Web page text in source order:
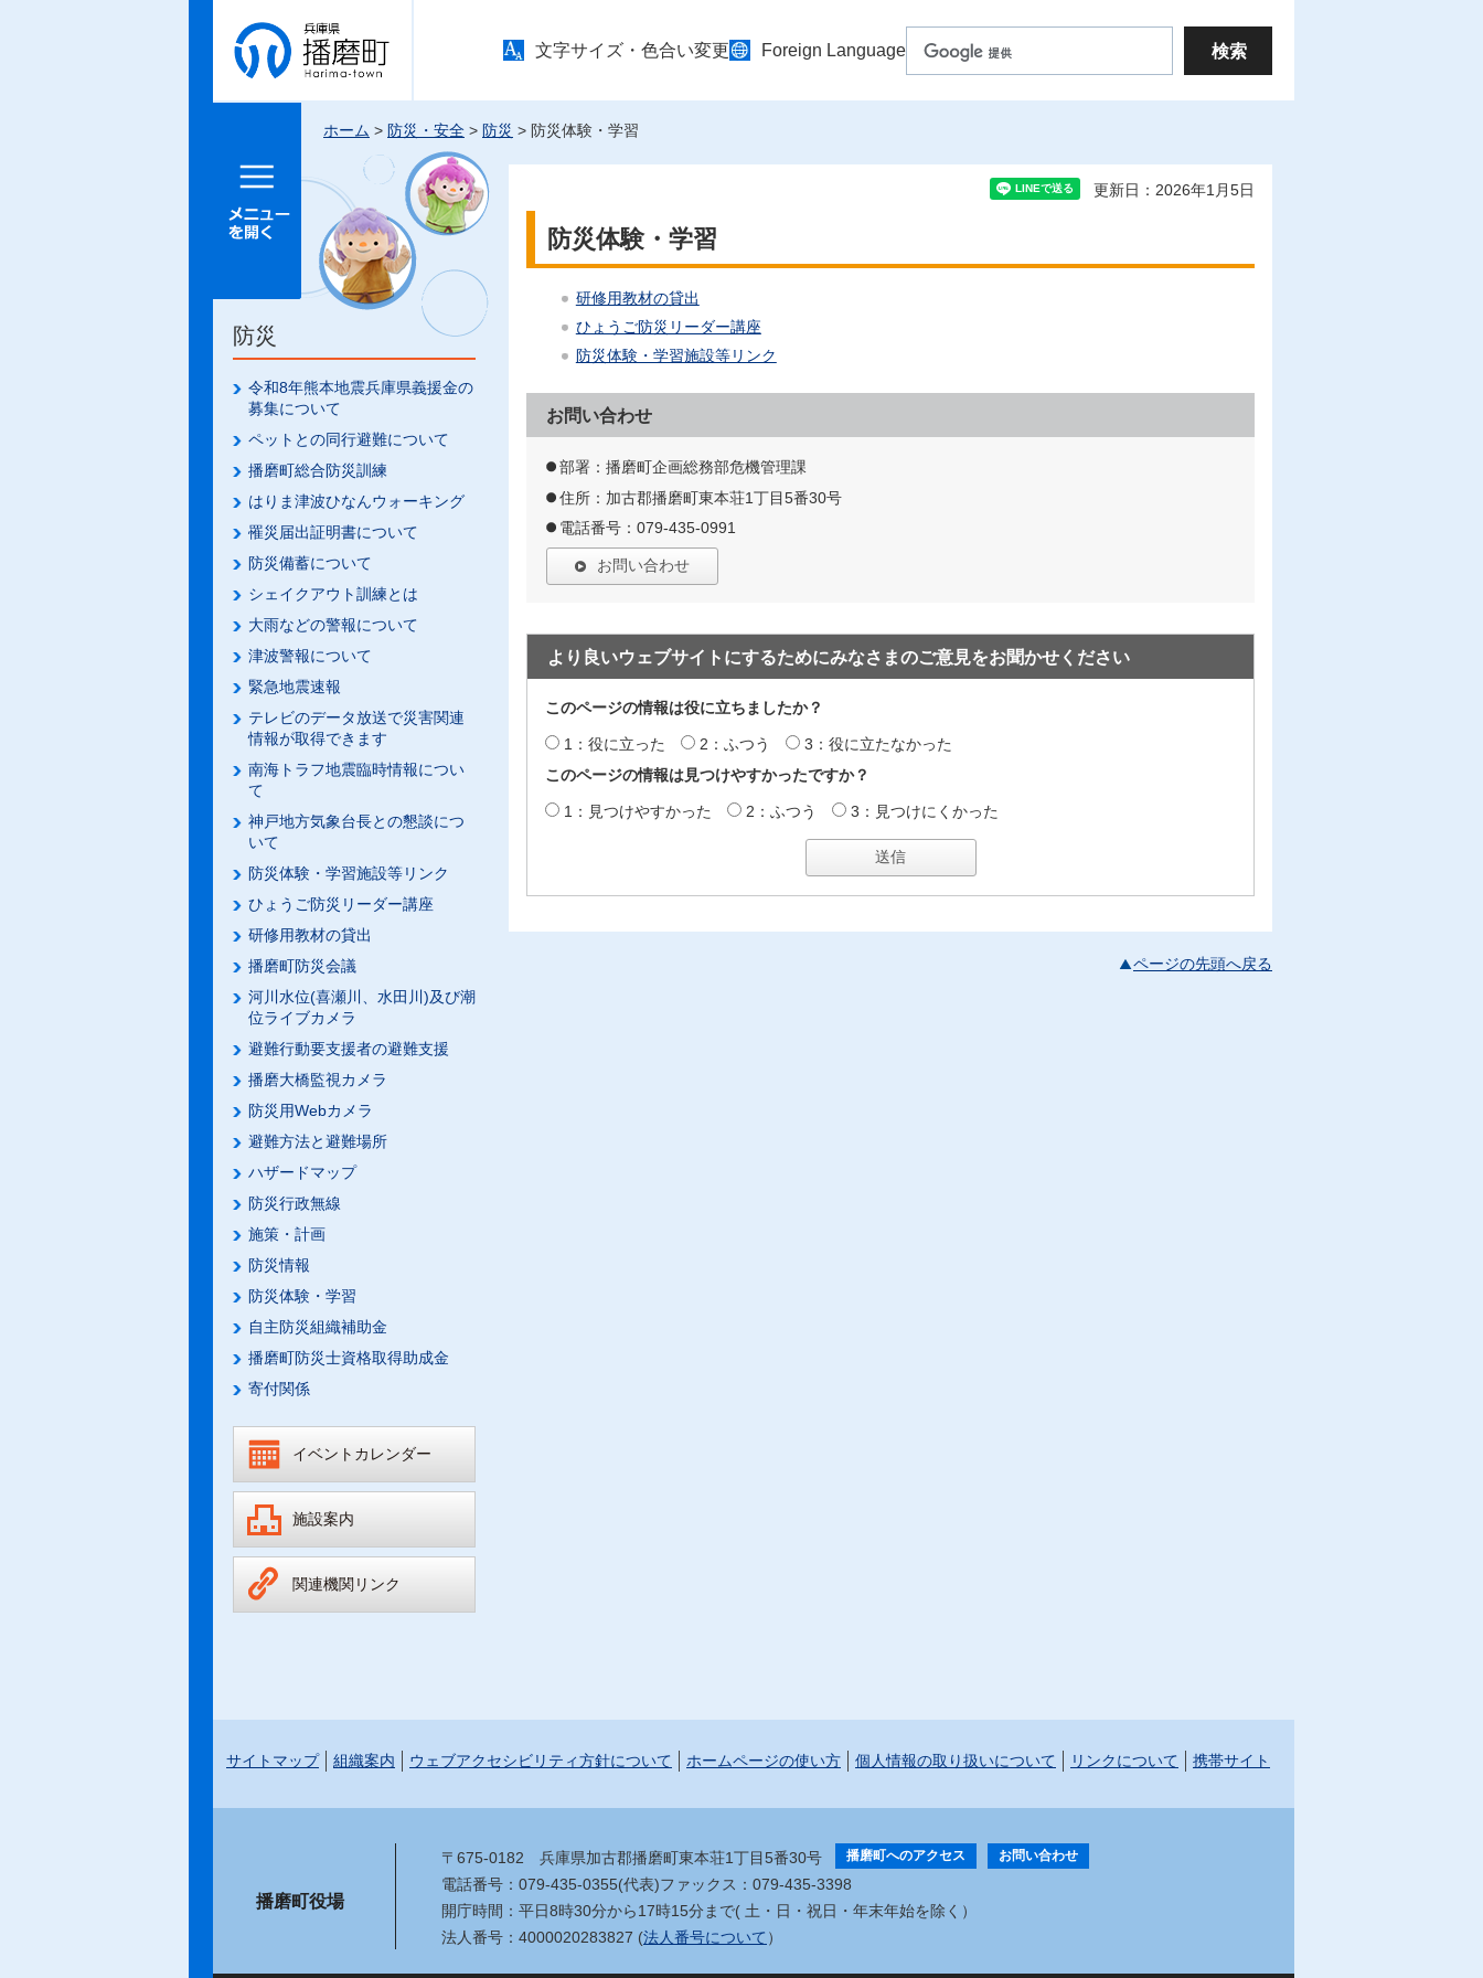
兵庫県 播
磨町
文字サイズ・色合い変更 Foreign Language
メニュー
ホーム > 防災・安全 > 防災 > 防災体験・学習
防災
令和8年熊本地震兵庫県義援金の
募集について
ペットとの同行避難について
播磨町総合防災訓練
はりま津波ひなんウォーキング
罹災届出証明書について
防災備蓄について
シェイクアウト訓練とは
大雨などの警報について
津波警報について
緊急地震速報
テレビのデータ放送で災害関連
情報が取得できます
南海トラフ地震臨時情報につい
て
神戸地方気象台長との懇談につ
いて
防災体験・学習施設等リンク
ひょうご防災リーダー講座
研修用教材の貸出
播磨町防災会議
河川水位(喜瀬川、水田川)及び潮
位ライブカメラ
避難行動要支援者の避難支援
播磨大橋監視カメラ
防災用Webカメラ
避難方法と避難場所
ハザードマップ
防災行政無線
施策・計画
防災情報
防災体験・学習
自主防災組織補助金
播磨町防災士資格取得助成金
寄付関係
イベントカレンダー
施設案内
関連機関リンク
更新日：2026年1月5日
防災体験・学習
研修用教材の貸出
ひょうご防災リーダー講座
防災体験・学習施設等リンク
お問い合わせ
部署：播磨町企画総務部危機管理課
住所：加古郡播磨町東本荘1丁目5番30号
電話番号：079-435-0991
お問い合わせ
より良いウェブサイトにするためにみなさまのご意見をお聞かせください
このページの情報は役に立ちましたか？
1：役に立った 2：ふつう
3：役に立たなかった
このページの情報は見つけやすかったですか？
1：見つけやすかった 2：ふつう 3：見つけにくかった
ページの先頭へ戻る
サイトマップ 組織案内 ウェブアクセシビリティ方針について ホームページの使い方 個人情報の取り扱いについて リンクについて 携帯サイト
播磨町役場
〒675-0182 兵庫県加古郡播磨町東本荘1丁目5番30号 播磨町へのアクセス お問い合わせ
電話番号：079-435-0355(代表)ファックス：079-435-3398
開庁時間：平日8時30分から17時15分まで( 土・日・祝日・年末年始を除く）
法人番号：4000020283827 (法人番号について ）